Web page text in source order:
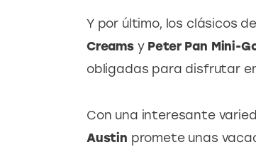
Y por último, los clásicos de
Creams y Peter Pan Mini-
obligadas para disfrutar
Con una interesante
Austin promete unas